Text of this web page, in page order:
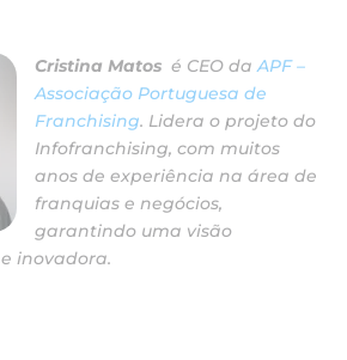
Cristina Matos é CEO daAPF –
Associação Portuguesa de
Franchising. Lidera o projeto do
Infofranchising, com muitos
anos de experiência na área de
franquias e negócios,
garantindo uma visão
inovadora.